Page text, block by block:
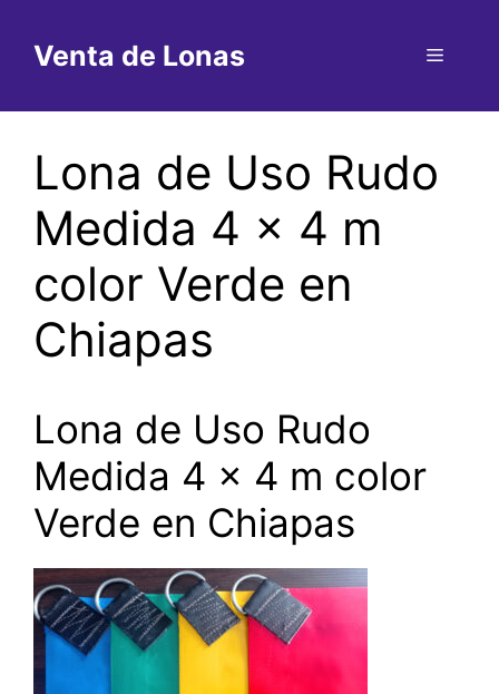
contenido
Venta de Lonas Menú
Lona de Uso Rudo
Medida 4 x 4 m
color Verde en
Chiapas
Lona de Uso Rudo
Medida 4 x 4 m color
Verde en Chiapas